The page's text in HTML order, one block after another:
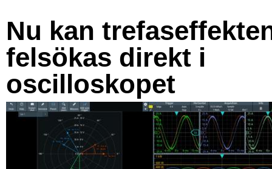
Nu kan
felsökas direkt i
oscilloskopet